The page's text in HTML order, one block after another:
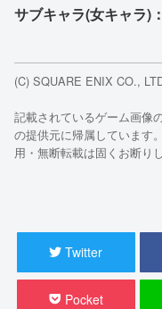
サブキャラ(女キャラ)
(C) SQUARE ENIX CO.,
記載されているゲーム画像
の提供元に帰属しています
用・無断転載は固くお断り
Twitter
Pocket